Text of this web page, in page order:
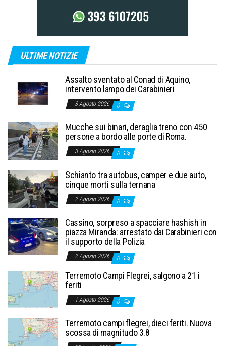
ULTIME NOTIZIE
Assalto sventato al Conad di Aquino,
intervento lampo dei Carabinieri
3 Agosto 2026 0
Mucche sui binari, deraglia treno con 450
persone a bordo alle porte di Roma.
3 Agosto 2026 0
Schianto tra autobus, camper e due auto,
cinque morti sulla ternana
2 Agosto 2026 0
Cassino, sorpreso a spacciare hashish in
piazza Miranda: arrestato dai Carabinieri con
il supporto della Polizia
2 Agosto 2026 0
Terremoto Campi Flegrei, salgono a 21 i
feriti
1 Agosto 2026 0
Terremoto campi flegrei, dieci feriti. Nuova
scossa di magnitudo 3.8